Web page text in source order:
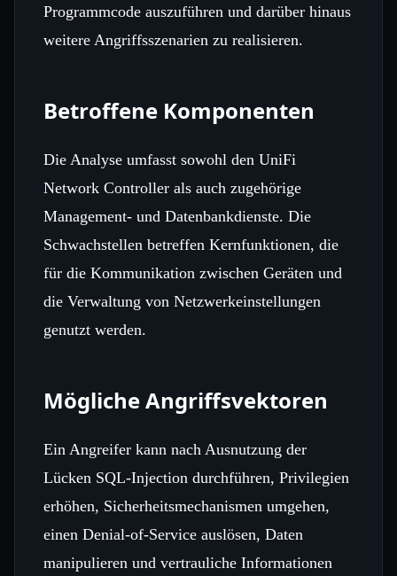
Programmcode auszuführen und darüber hinaus
weitere Angriffsszenarien zu realisieren.
Betroffene Komponenten
Die Analyse umfasst sowohl den UniFi
Network Controller als auch zugehörige
Management‑ und Datenbankdienste. Die
Schwachstellen betreffen Kernfunktionen, die
für die Kommunikation zwischen Geräten und
die Verwaltung von Netzwerkeinstellungen
genutzt werden.
Mögliche Angriffsvektoren
Ein Angreifer kann nach Ausnutzung der
Lücken SQL‑Injection durchführen, Privilegien
erhöhen, Sicherheitsmechanismen umgehen,
einen Denial‑of‑Service auslösen, Daten
manipulieren und vertrauliche Informationen